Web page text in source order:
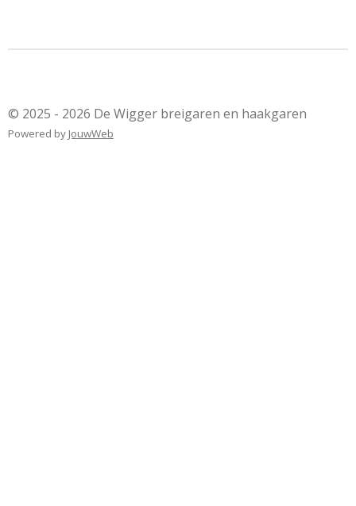
© 2025 - 2026 De Wigger breigaren en haakgaren
Powered by JouwWeb